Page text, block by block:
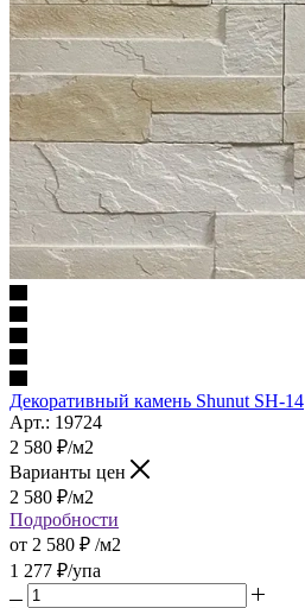
Декоративный камень Shunut SH-14
Арт.: 19724
2 580 ₽/м2
Варианты цен
2 580 ₽/м2
Подробности
от 2 580 ₽ /м2
1 277 ₽/упа